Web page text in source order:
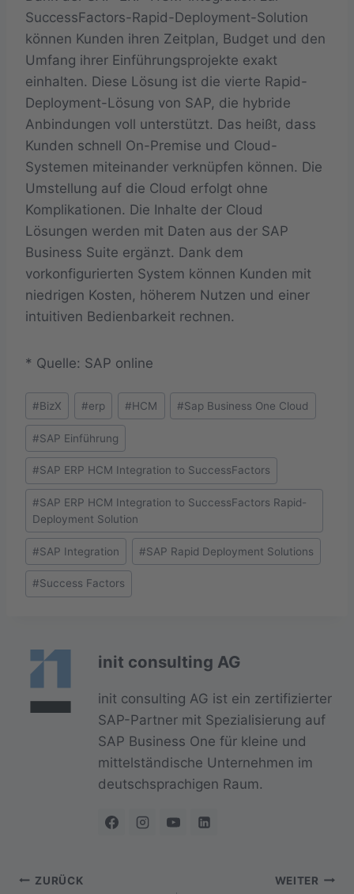
SuccessFactors-Rapid-Deployment-Solution
können Kunden ihren Zeitplan, Budget und den
Umfang ihrer Einführungsprojekte exakt
einhalten. Diese Lösung ist die vierte Rapid-
Deployment-Lösung von SAP, die hybride
Anbindungen voll unterstützt. Das heißt, dass
Kunden schnell On-Premise und Cloud-
Systemen miteinander verknüpfen können. Die
Umstellung auf die Cloud erfolgt ohne
Komplikationen. Die Inhalte der Cloud
Lösungen werden mit Daten aus der SAP
Business Suite ergänzt. Dank dem
vorkonfigurierten System können Kunden mit
niedrigen Kosten, höherem Nutzen und einer
intuitiven Bedienbarkeit rechnen.
* Quelle: SAP online
Schlagworte:
#BizX #erp #HCM #Sap Business One Cloud
#SAP Einführung
#SAP ERP HCM Integration to SuccessFactors
#SAP ERP HCM Integration to SuccessFactors Rapid-
Deployment Solution
#SAP Integration #SAP Rapid Deployment Solutions
#Success Factors
init consulting AG
init consulting AG ist ein zertifizierter
SAP-Partner mit Spezialisierung auf
SAP Business One für kleine und
mittelständische Unternehmen im
deutschsprachigen Raum.
Beitragsnavigation
ZURÜCK WEITER